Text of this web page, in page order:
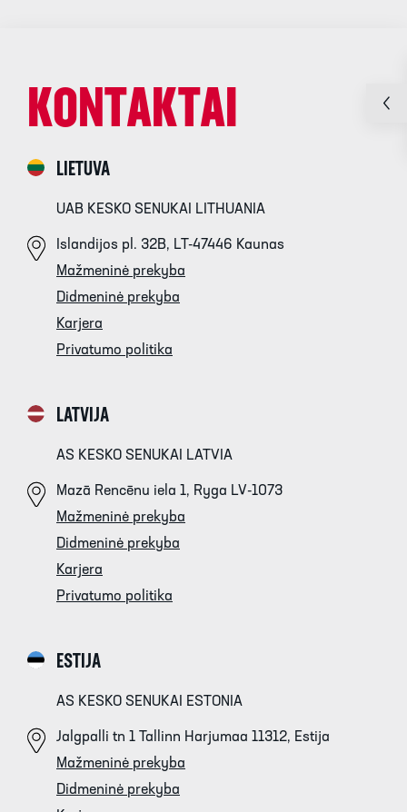
KONTAKTAI
LIETUVA
UAB KESKO SENUKAI LITHUANIA
Islandijos pl. 32B, LT-47446 Kaunas
Mažmeninė prekyba
Didmeninė prekyba
Karjera
Privatumo politika
LATVIJA
AS KESKO SENUKAI LATVIA
Mazā Rencēnu iela 1, Ryga LV-1073
Mažmeninė prekyba
Didmeninė prekyba
Karjera
Privatumo politika
ESTIJA
AS KESKO SENUKAI ESTONIA
Jalgpalli tn 1 Tallinn Harjumaa 11312, Estija
Mažmeninė prekyba
Didmeninė prekyba